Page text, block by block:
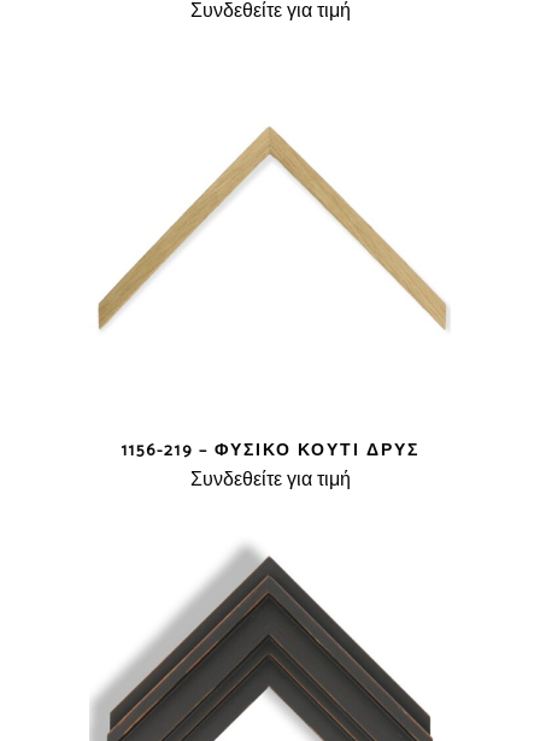
Συνδεθείτε για τιμή
1156-219 – ΦΥΣΙΚΌ ΚΟΥΤΊ ΔΡΥΣ
Συνδεθείτε για τιμή